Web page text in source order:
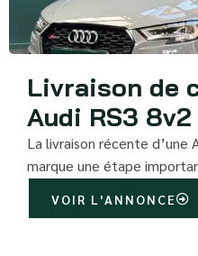
Livraison de
Audi RS3 8v2
La livraison récente d’une
marque une étape
VOIR L'ANNONCE